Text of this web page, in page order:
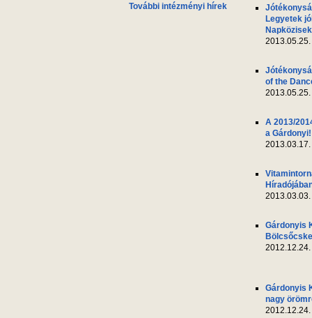
További intézményi hírek
Legyetek
Napközisek
2013.05.25.
of the
2013.05.25.
A 2013/
a Gárdonyi!
2013.03.17.
2013.03.03.
Gárdonyis
Bölcsőcske
2012.12.24.
Gárdonyis
nagy
2012.12.24.